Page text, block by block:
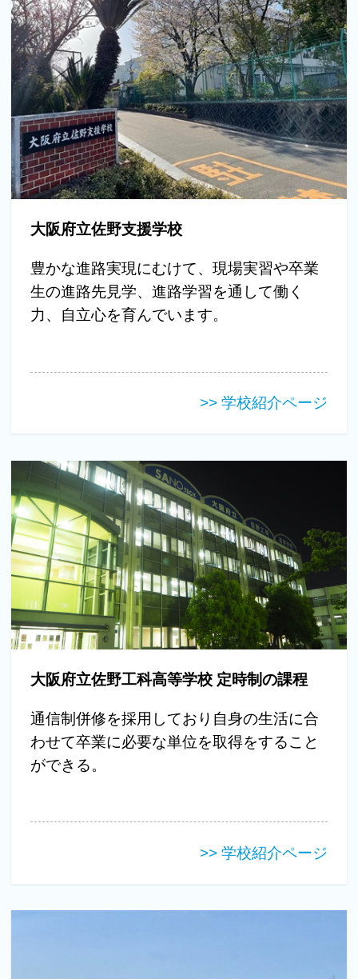
大阪府立佐野支援学校
豊かな進路実現にむけて、現場実習や卒業
生の進路先見学、進路学習を通して働く
力、自立心を育んでいます。
>> 学校紹介ページ
大阪府立佐野工科高等学校 定時制の課程
通信制併修を採用しており自身の生活に合
わせて卒業に必要な単位を取得をすること
ができる。
>> 学校紹介ページ